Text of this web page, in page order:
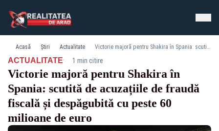
Acasă Știri Actualitate Victorie majoră pentru Shakira în Spania: scutită de acuzațiile de fraudă fiscală și despăgubită cu peste 60 milioane de euro
ACTUALITATE· 1 min citire
Victorie majoră pentru Shakira în
Spania: scutită de acuzațiile de fraudă
fiscală și despăgubită cu peste 60
milioane de euro